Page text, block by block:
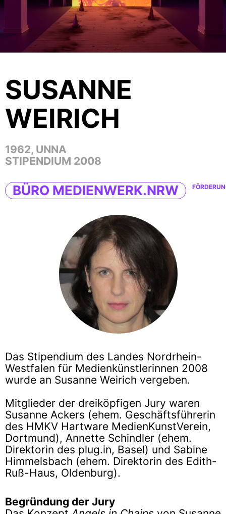
SUSANNE
WEIRICH
1962, UNNA
STIPENDIUM 2008
BÜRO MEDIENWERK.NRW
Das Stipendium des Landes Nordrhein-
Westfalen für Medienkünstlerinnen 2008
wurde an Susanne Weirich vergeben.
Mitglieder der dreiköpfigen Jury waren
Susanne Ackers (ehem. Geschäftsführerin
des HMKV Hartware MedienKunstVerein,
Dortmund), Annette Schindler (ehem.
Direktorin des plug.in, Basel) und Sabine
Himmelsbach (ehem. Direktorin des Edith-
Ruß-Haus, Oldenburg).
Begründung der Jury